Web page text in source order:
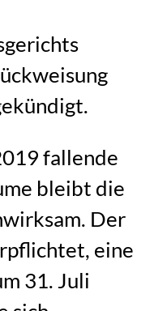
fallende
bleibt die
Der
eine
31. Juli